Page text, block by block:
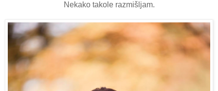
Nekako takole razmišljam.